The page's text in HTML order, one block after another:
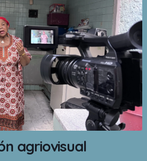
agriovisual